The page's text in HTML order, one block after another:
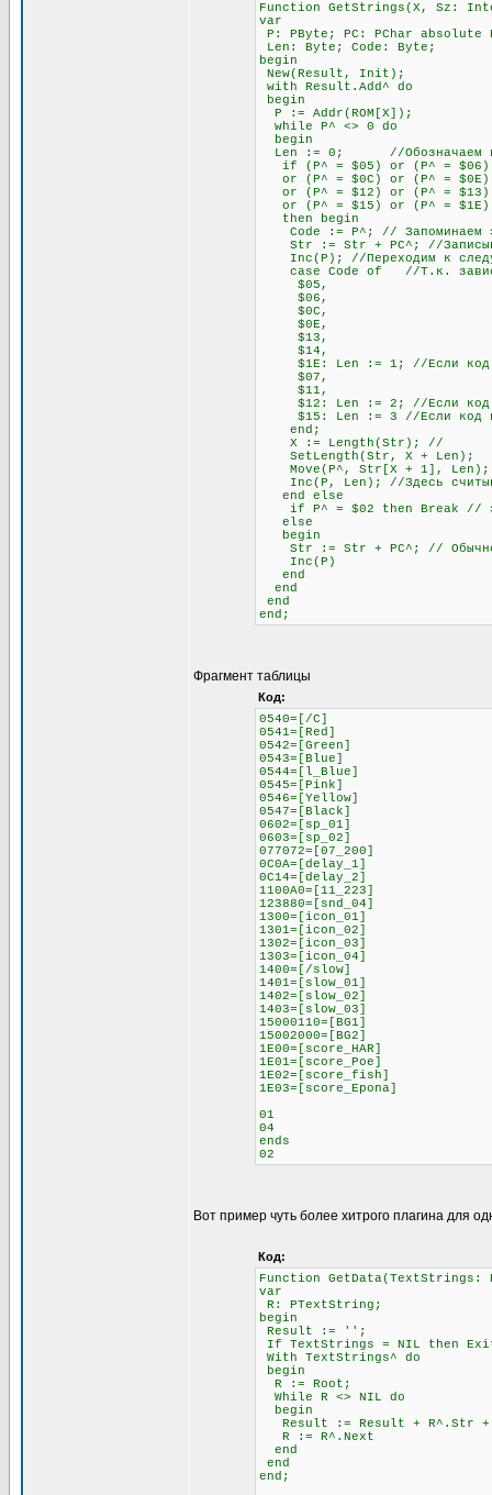
Function GetStrings(X, Sz:
var
P: PByte; PC: PChar absolute
Len: Byte; Code: Byte;
begin
New(Result, Init);
with Result.Add^ do
begin
P := Addr(ROM[X]);
while P^ <> 0 do
begin
Len := 0; //Обозначаем
if (P^ = $05) or (P^ = $06) or
or (P^ = $0C) or (P^ = $0E) or
or (P^ = $12) or (P^ = $13)
or (P^ = $15) or (P^ = $1E)
then begin
Code := P^; // Запоминаем
Str := Str + PC^; //
Inc(P); //Переходим к
case Code of //Т.к.
$05,
$06,
$0C,
$0E,
$13,
$14,
$1E: Len := 1; //Если код
$07,
$11,
$12: Len := 2; //Если код
$15: Len := 3 //Если код
end;
X := Length(Str); //
SetLength(Str, X +
Move(P^, Str[X + 1],
Inc(P, Len); //Здесь
end else
if P^ = $02 then Break // это
else
begin
Str := Str + PC^; // Обычное
Inc(P)
end
end
end
end;
Фрагмент таблицы
Код:
0540=[/C]
0541=[Red]
0542=[Green]
0543=[Blue]
0544=[l_Blue]
0545=[Pink]
0546=[Yellow]
0547=[Black]
0602=[sp_01]
0603=[sp_02]
077072=[07_200]
0C0A=[delay_1]
0C14=[delay_2]
1100A0=[11_223]
123880=[snd_04]
1300=[icon_01]
1301=[icon_02]
1302=[icon_03]
1303=[icon_04]
1400=[/slow]
1401=[slow_01]
1402=[slow_02]
1403=[slow_03]
15000110=[BG1]
15002000=[BG2]
1E00=[score_HAR]
1E01=[score_Poe]
1E02=[score_fish]
1E03=[score_Epona]
01
04
ends
02
Вот пример чуть более хитрого плагина для
Код:
Function
var
R: PTextString;
begin
Result := '';
If TextStrings = NIL then
With TextStrings^ do
begin
R := Root;
While R <> NIL do
begin
Result := Result + R^.Str +
R := R^.Next
end
end
end;